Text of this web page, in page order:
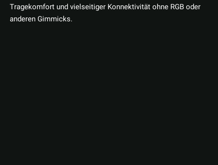
Tragekomfort und vielseitiger Konnektivität ohne RGB oder
anderen Gimmicks.